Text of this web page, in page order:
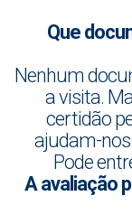
Que
Nenhum
a visita.
certidão
ajudam-nos
Pode
A avaliação